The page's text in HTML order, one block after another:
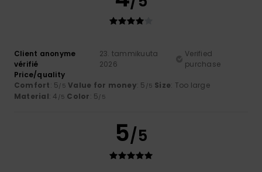
Client anonyme
vérifié
23. tammikuuta
2026
Verified
purchase
Price/quality
Comfort: 5/5 Value for money: 5 /5 Size: Too large
Material: 4 /5 Color: 5/5
5/5